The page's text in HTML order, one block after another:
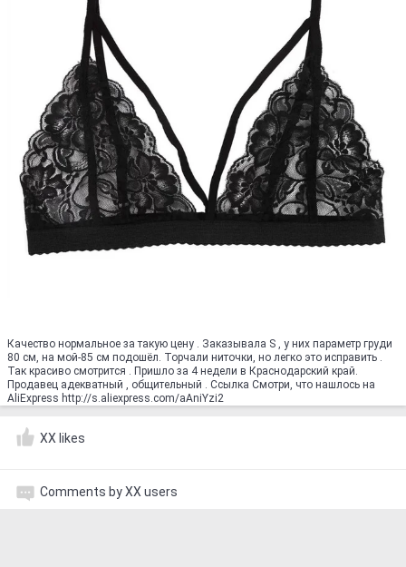
Качество нормальное за такую цену . Заказывала S , у них параметр груди
80 см, на мой-85 см подошёл. Торчали ниточки, но легко это исправить .
Так красиво смотрится . Пришло за 4 недели в Краснодарский край.
Продавец адекватный , общительный . Ссылка Смотри, что нашлось на
AliExpress http://s.aliexpress.com/aAniYzi2
XX likes
Comments by XX users